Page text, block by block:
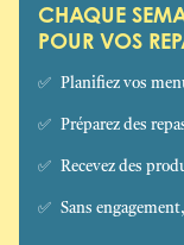
CHAQUE
POUR VOS
✅ Planifiez vos
✅ Préparez des
✅ Recevez des
✅ Sans